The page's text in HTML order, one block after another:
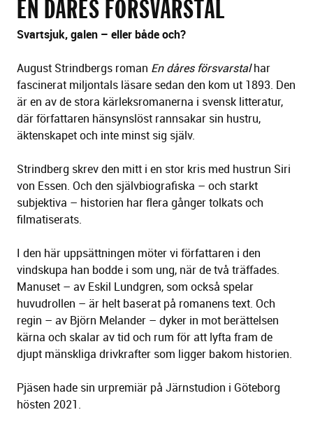
EN DÅRES FÖRSVARSTAL
Svartsjuk, galen – eller både och?
August Strindbergs roman En dåres försvarstalhar
fascinerat miljontals läsare sedan den kom ut 1893. Den
är en av de stora kärleksromanerna i svensk litteratur,
där författaren hänsynslöst rannsakar sin hustru,
äktenskapet och inte minst sig själv.
Strindberg skrev den mitt i en stor kris med hustrun Siri
von Essen. Och den självbiografiska – och starkt
subjektiva – historien har flera gånger tolkats och
filmatiserats.
I den här uppsättningen möter vi författaren i den
vindskupa han bodde i som ung, när de två träffades.
Manuset – av Eskil Lundgren, som också spelar
huvudrollen – är helt baserat på romanens text. Och
regin – av Björn Melander – dyker in mot berättelsen
kärna och skalar av tid och rum för att lyfta fram de
djupt mänskliga drivkrafter som ligger bakom historien.
Pjäsen hade sin urpremiär på Järnstudion i Göteborg
hösten 2021.